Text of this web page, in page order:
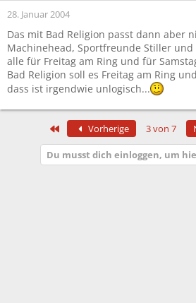
28. Januar 2004
Das mit Bad Religion passt dann aber
Machinehead, Sportfreunde Stiller
alle für Freitag am Ring und für
Bad Religion soll es Freitag am Ring
dass ist irgendwie unlogisch...
Erste Vorherige 3 von 7
Du musst dich einloggen, um